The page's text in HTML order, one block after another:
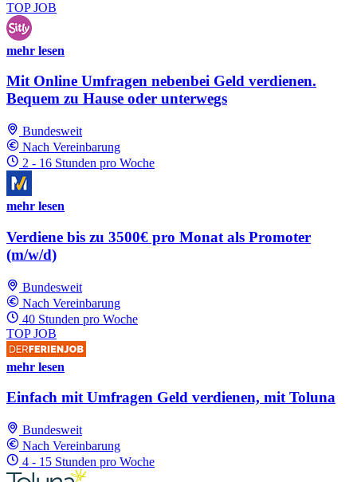
TOP JOB
mehr lesen
Mit Online Umfragen nebenbei Geld verdienen.
Bequem zu Hause oder unterwegs
Bundesweit
Nach Vereinbarung
2 - 16 Stunden pro Woche
mehr lesen
Verdiene bis zu 3500€ pro Monat als Promoter
(m/w/d)
Bundesweit
Nach Vereinbarung
40 Stunden pro Woche
TOP JOB
mehr lesen
Einfach mit Umfragen Geld verdienen, mit Toluna
Bundesweit
Nach Vereinbarung
4 - 15 Stunden pro Woche